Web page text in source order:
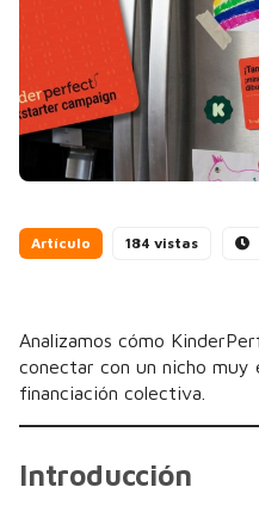
Artículo 184 vistas
Analizamos cómo
conectar con un nicho
financiación colectiva.
Introducción